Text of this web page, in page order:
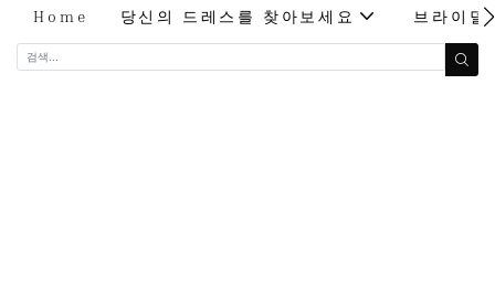
Home 당신의 드레스를 찾아보세요 브라이덜